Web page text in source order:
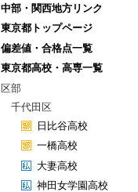
中部・関西地方リンク
東京都トップページ
偏差値・合格点一覧
東京都高校・高専一覧
区部
千代田区
日比谷高校
一橋高校
大妻高校
神田女学園高校